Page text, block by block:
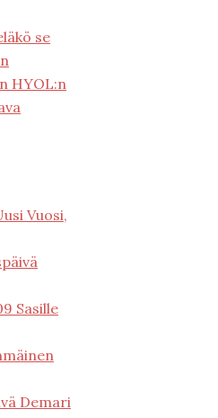
se
HYOL:n
Vuosi,
Sasille
Demari